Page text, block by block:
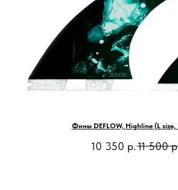
Фины DEFLOW, Highline (L size,
10 350 р.11 500